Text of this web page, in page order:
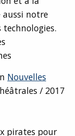
aussi notre
Nouvelles
/ 2017
pirates pour